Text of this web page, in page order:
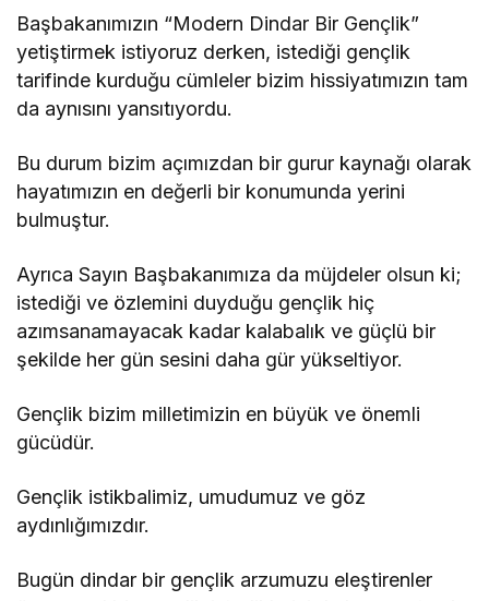
Başbakanımızın “Modern Dindar Bir Gençlik”
yetiştirmek istiyoruz derken, istediği gençlik
tarifinde kurduğu cümleler bizim hissiyatımızın tam
da aynısını yansıtıyordu.
Bu durum bizim açımızdan bir gurur kaynağı olarak
hayatımızın en değerli bir konumunda yerini
bulmuştur.
Ayrıca Sayın Başbakanımıza da müjdeler olsun ki;
istediği ve özlemini duyduğu gençlik hiç
azımsanamayacak kadar kalabalık ve güçlü bir
şekilde her gün sesini daha gür yükseltiyor.
Gençlik bizim milletimizin en büyük ve önemli
gücüdür.
Gençlik istikbalimiz, umudumuz ve göz
aydınlığımızdır.
Bugün dindar bir gençlik arzumuzu eleştirenler